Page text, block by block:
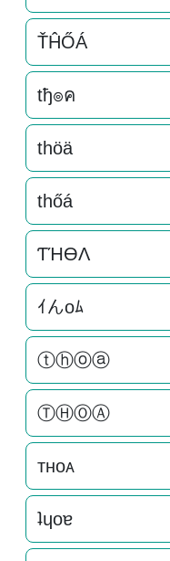
ŤĤŐÁ
tђ๏ค
thöä
thőá
ƬΉӨΛ
ｲんoﾑ
ⓣⓗⓞⓐ
ⓉⒽⓄⒶ
тнoᴀ
ʇɥoɐ